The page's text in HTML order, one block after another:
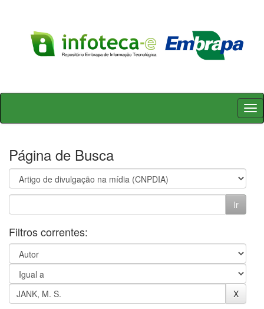
Skip
Página de Busca
Filtros correntes: